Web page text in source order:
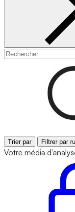
Trier par Filtrer par
Votre média